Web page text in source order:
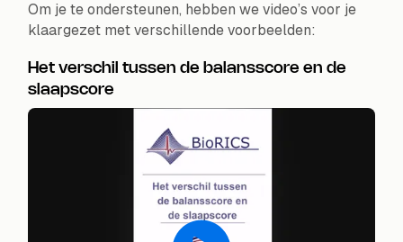
Om je te ondersteunen, hebben we video’s voor je
klaargezet met verschillende voorbeelden:
Het verschil tussen de balansscore en de
slaapscore